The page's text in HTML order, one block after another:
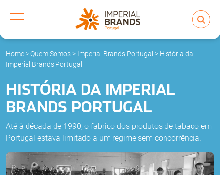
Quem Somos
Marcas
Pessoas & Cultura
Home>Quem Somos> Imperial Brands Portugal > História da
Imperial Brands Portugal
HISTÓRIA DA IMPERIAL
BRANDS PORTUGAL
Até à década de 1990, o fabrico dos produtos de tabaco em
Portugal estava limitado a um regime sem concorrência.